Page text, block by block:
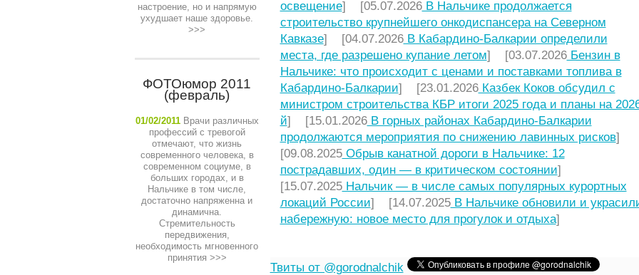
настроение, но и напрямую
ухудшает наше здоровье.
>>>
ФОТОюмор 2011
(февраль)
01/02/2011 Врачи различных
профессий с тревогой
отмечают, что жизнь
современного человека, в
современном социуме, в
больших городах, и в
Нальчике в том числе,
достаточно напряженна и
динамична.
Стремительность
передвижения,
необходимость мгновенного
принятия >>>
освещение] [05.07.2026В Нальчике продолжается
строительство крупнейшего онкодиспансера на Северном
Кавказе] [04.07.2026В Кабардино-Балкарии определили
места, где разрешено купание летом] [03.07.2026Бензин в
Нальчике: что происходит с ценами и поставками топлива в
Кабардино-Балкарии] [23.01.2026Казбек Коков обсудил с
министром строительства КБР итоги 2025 года и планы на
й] [15.01.2026В горных районах Кабардино-Балкарии
продолжаются мероприятия по снижению лавинных рисков]
[09.08.2025Обрыв канатной дороги в Нальчике: 12
пострадавших, один — в критическом состоянии]
[15.07.2025Нальчик — в числе самых популярных курортных
локаций России] [14.07.2025В Нальчике обновили и
набережную: новое место для прогулок и отдыха]
Твиты от @gorodnalchik